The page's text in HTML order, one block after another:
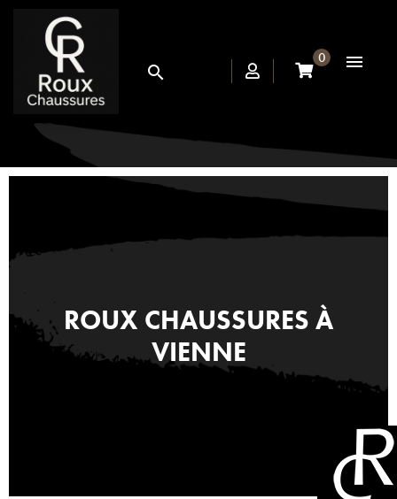

0 
ROUX CHAUSSURES À
VIENNE